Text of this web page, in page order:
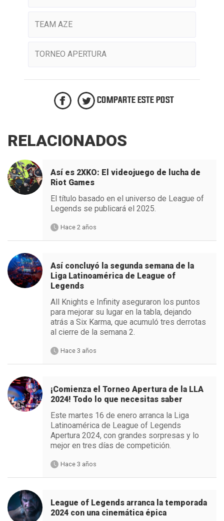
TEAM AZE
TORNEO APERTURA
COMPARTE ESTE POST
RELACIONADOS
Así es 2XKO: El videojuego de lucha de
Riot Games
El título basado en el universo de League of
Legends se publicará el 2025.
Hace 2 años
Así concluyó la segunda semana de la
Liga Latinoamérica de League of
Legends
All Knights e Infinity aseguraron los puntos
para mejorar su lugar en la tabla, dejando
atrás a Six Karma, que acumuló tres derrotas
al cierre de la semana 2.
Hace 3 años
¡Comienza el Torneo Apertura de la LLA
2024! Todo lo que necesitas saber
Este martes 16 de enero arranca la Liga
Latinoamérica de League of Legends
Apertura 2024, con grandes sorpresas y lo
mejor en tres días de competición.
Hace 3 años
League of Legends arranca la temporada
2024 con una cinemática épica